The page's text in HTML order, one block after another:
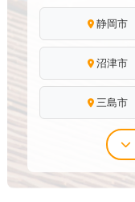
静岡市
沼津市
三島市